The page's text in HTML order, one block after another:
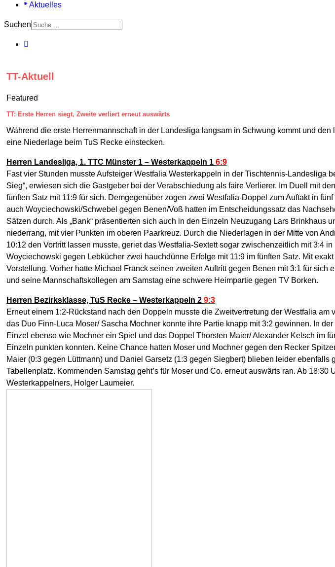
Aktuelles
Suchen
TT-Aktuell
Featured
TT: Erste Herren siegt, Zweite verliert erneut auswärts
Während die erste Herrenmannschaft in der Landesliga langsam in Schwung kommt und
eine Niederlage beim TuS Recke einstecken.
Herren Landesliga, 1. TTC Münster 1 – Westerkappeln 1 6:9
Fast vier Stunden musste Aufsteiger Westfalia Westerkappeln in der Tischtennis-Landesliga
Sieg“, erwiesen sich die Gastgeber bei der Verabschiedung als faire Verlierer. Im Duell mit
fünften Satz mit 11:9 für sich. Demgegenüber zogen zwei Westfalia-Doppel zum Auftakt in
auch Woyciechowski/Schwebel gegen Benen/Voß hatten im Entscheidungssatz das
Sätzen durch. Als „Bank“ präsentierten sich auch in den Einzeln Neuzugang Lars
niederrang, mit vier Punkten im oberen Paarkreuz. Durch die Niederlagen in der Mitte von
10:12 den Vortritt lassen musste, geriet das Westfalia-Sextett sogar zwischenzeitlich mit
Woyciechowski gegen Lebkücher zwei hauchdünne Erfolge mit 11:9 im fünften Satz. Mit
Vorstellung. Vorher hatte Michael Franck seinen zweiten Auftritt gegen Benen mit 3:1 für
und seine Mannschaftskollegen am Samstag eine schwere Heimpartie gegen TV Borken.
Herren Bezirksklasse, TuS Recke – Westerkappeln 2 9:3
Erneut einem 1:2-Rückstand nach den Doppeln musste die Zweitvertretung der Westfalia
das Duo Finn-Luca Moser/ Sascha Mochner konnte ihre Partie knapp mit 3:2 gewinnen. In
Einzel ebenso wie Mochner ein Spiel und das Doppel Thorsten Maier/ Alexander Kelsch im
Einzeln punkten konnten. Keine Chance hatten Moser und Mochner gegen den Recker
Maier (0:3 gegen Lüttmann) und Daniel Garsetz (1:3 gegen Siegbert) blieben leider
Tabellenplatz. Kommenden Samstag geht’s für Moser und Co. erneut auswärts ran. Ab
Westerkappelners, Holger Laumeier.